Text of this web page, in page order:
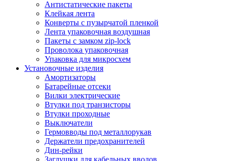
Антистатические пакеты
Клейкая лента
Конверты с пузырчатой пленкой
Лента упаковочная воздушная
Пакеты с замком zip-lock
Проволока упаковочная
Упаковка для микросхем
Установочные изделия
Амортизаторы
Батарейные отсеки
Вилки электрические
Втулки под транзисторы
Втулки проходные
Выключатели
Гермовводы под металлорукав
Держатели предохранителей
Дин-рейки
Заглушки для кабельных вводов